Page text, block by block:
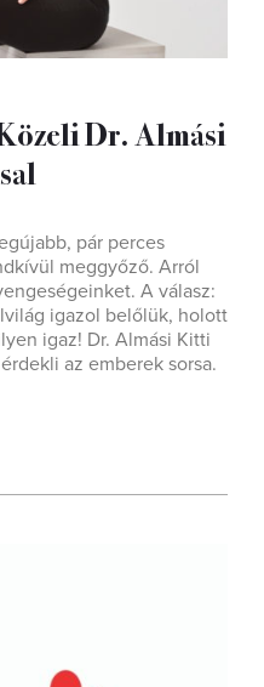
Dr. Almási
pár perces
meggyőző. Arról
A válasz:
igazol belőlük, holott
igaz! Dr. Almási Kitti
az emberek sorsa.